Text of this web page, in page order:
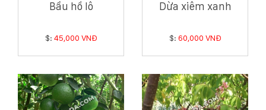
Bầu hồ lô
$: 45,000 VNĐ
Dừa xiêm xanh
$: 60,000 VNĐ